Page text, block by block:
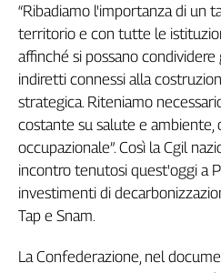
Inca
Caaf
Speciali
G8
di
Genova,
il
sangue
ragione
120
“Ribadiamo l'importanza di un
territorio e con tutte le
affinché si possano
indiretti connessi alla
strategica. Riteniamo
costante su salute e
occupazionale”. Così la Cgil
incontro tenutosi quest'oggi a
investimenti di
Tap e Snam.
La Confederazione, nel